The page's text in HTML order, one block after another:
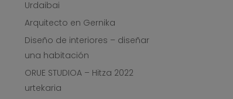
Urdaibai
Arquitecto en Gernika
Diseño de interiores – diseñar
una habitación
ORUE STUDIOA – Hitza 2022
urtekaria